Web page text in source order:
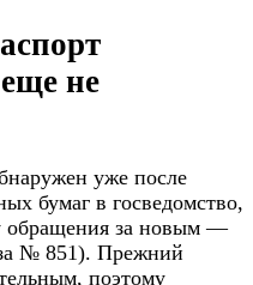
не
уже после
бумаг в госведомство,
обращения за новым —
№ 851). Прежний
поэтому